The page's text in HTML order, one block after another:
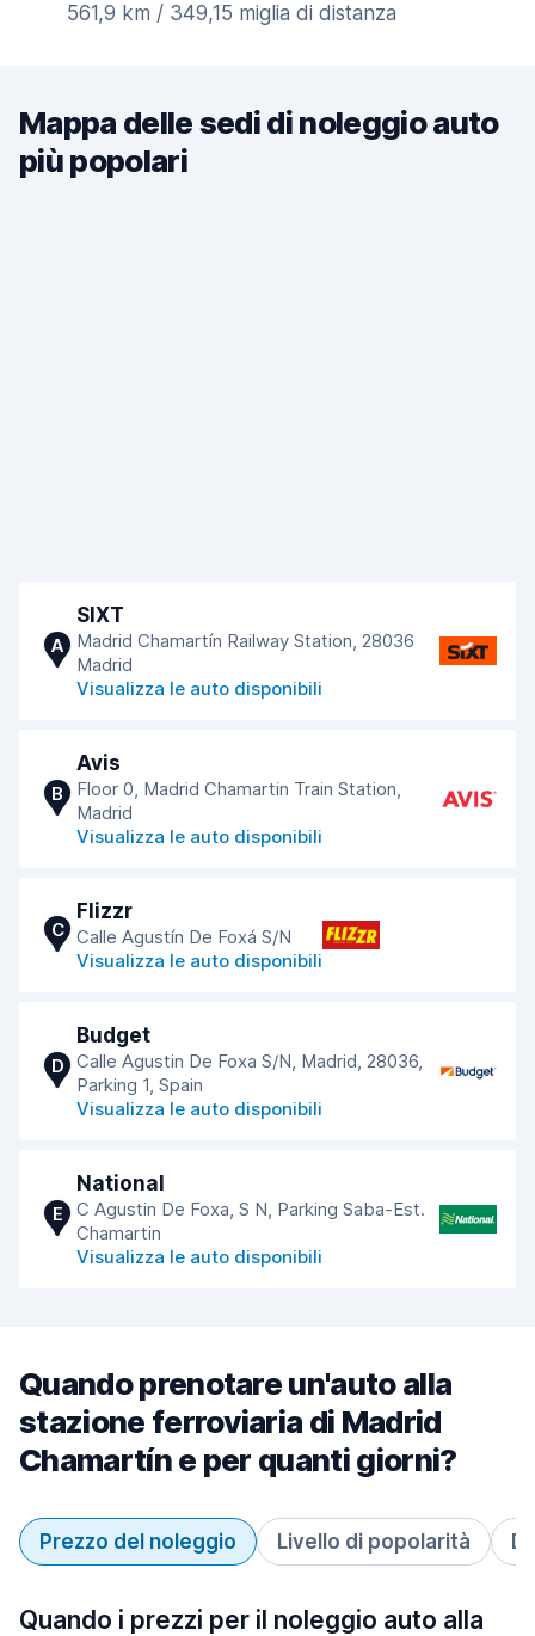
561,9 km / 349,15 miglia di distanza
Mappa delle sedi di noleggio auto
più popolari
A
SIXT
Madrid Chamartín Railway Station, 28036
Madrid
Visualizza le auto disponibili
B
Avis
Floor 0, Madrid Chamartin Train Station,
Madrid
Visualizza le auto disponibili
C
Flizzr
Calle Agustín De Foxá S/N
Visualizza le auto disponibili
D
Budget
Calle Agustin De Foxa S/N, Madrid, 28036,
Parking 1, Spain
Visualizza le auto disponibili
E
National
C Agustin De Foxa, S N, Parking Saba-Est.
Chamartin
Visualizza le auto disponibili
Quando prenotare un'auto alla
stazione ferroviaria di Madrid
Chamartín e per quanti giorni?
Prezzo del noleggio Livello di popolarità
Quando i prezzi per il noleggio auto alla